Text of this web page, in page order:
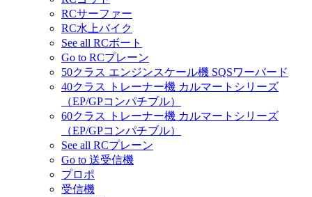
RCサーファー
RC水上バイク
See all RCボート
Go to RCプレーン
50クラス エンジンスケール機 SQSワーバード
40クラス トレーナー機 カルマートシリーズ
（EP/GPコンパチブル）
60クラス トレーナー機 カルマートシリーズ
（EP/GPコンパチブル）
See all RCプレーン
Go to 送受信機
プロポ
受信機